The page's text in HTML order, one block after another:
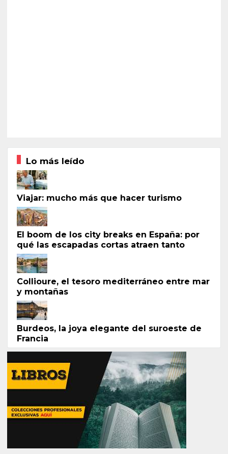
Lo más leído
Viajar: mucho más que hacer turismo
El boom de los city breaks en España: por
qué las escapadas cortas atraen tanto
Collioure, el tesoro mediterráneo entre mar
y montañas
Burdeos, la joya elegante del suroeste de
Francia